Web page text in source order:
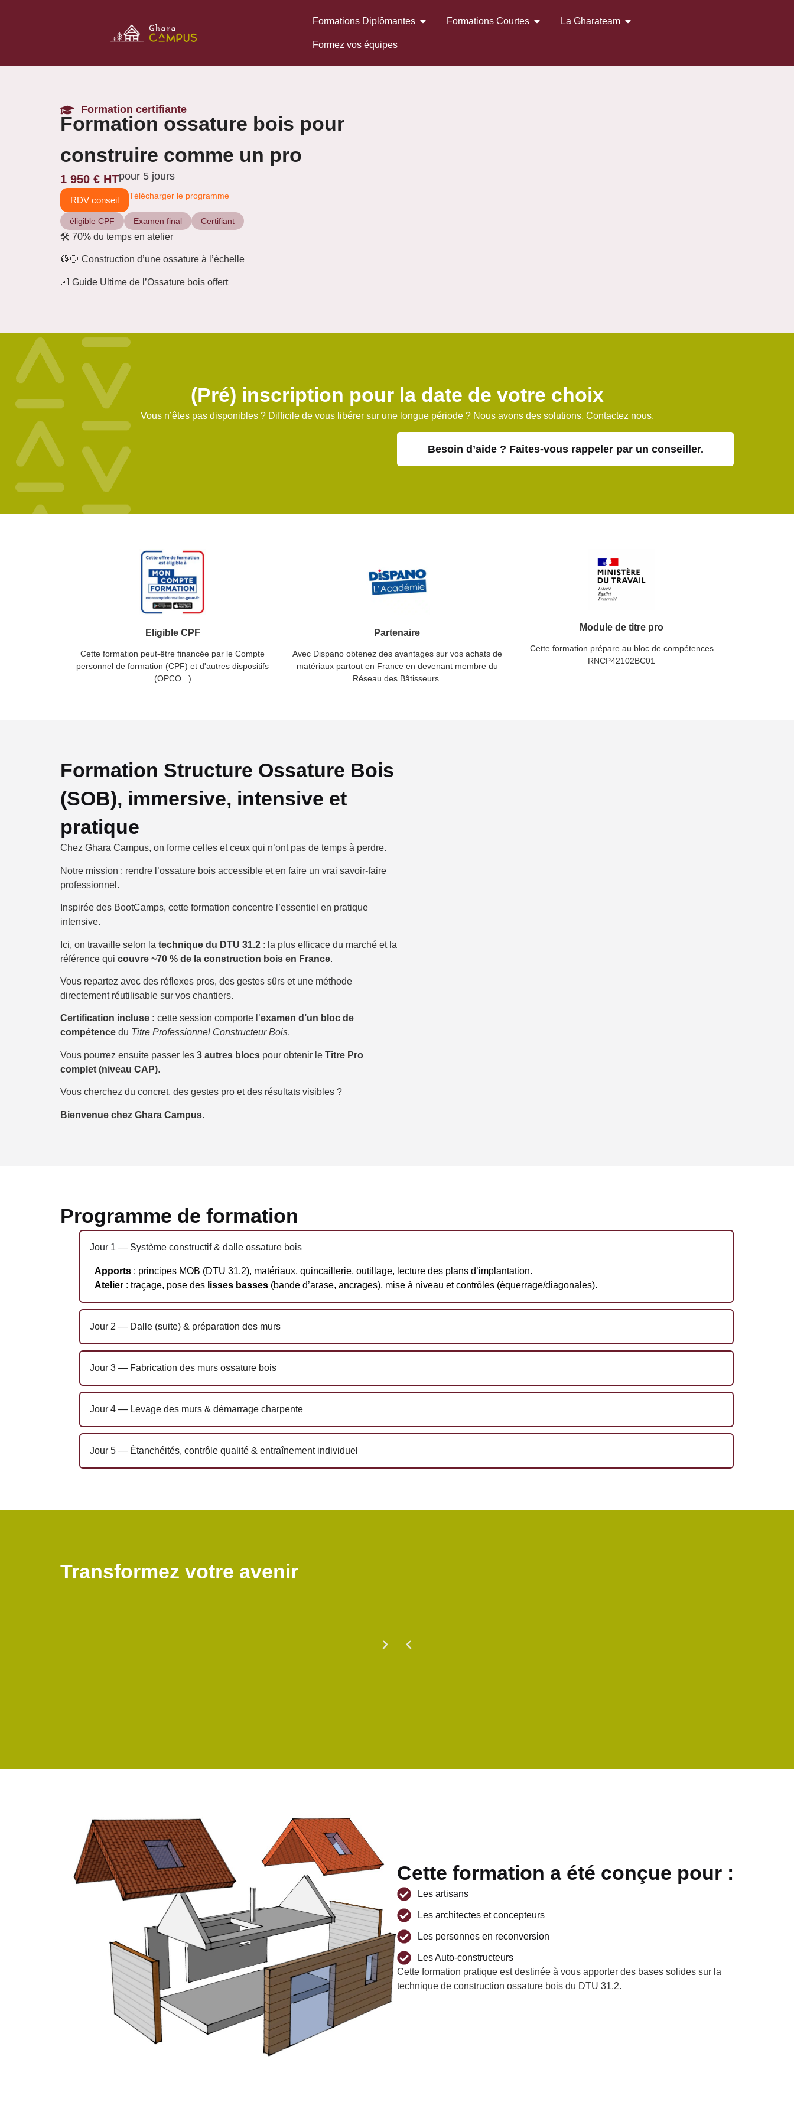
Formations Diplômantes Formations Courtes La Gharateam
Formez vos équipes
Formation certifiante
Formation ossature bois pour
construire comme un pro
1 950 € HTpour 5 jours
RDV conseil Télécharger le programme
éligible CPF Examen final Certifiant
🛠️ 70% du temps en atelier
👷🏻 Construction d’une ossature à l’échelle
📐 Guide Ultime de l’Ossature bois offert
(Pré) inscription pour la date de votre choix
Vous n’êtes pas disponibles ? Difficile de vous libérer sur une longue période ? Nous avons des solutions. Contactez nous.
Besoin d’aide ? Faites-vous rappeler par un conseiller.
Eligible CPF
Cette formation peut-être financée par le Compte
personnel de formation (CPF) et d'autres dispositifs
(OPCO...)
Partenaire
Avec Dispano obtenez des avantages sur vos achats de
matériaux partout en France en devenant membre du
Réseau des Bâtisseurs.
Module de titre pro
Cette formation prépare au bloc de compétences
RNCP42102BC01
Formation Structure Ossature Bois
(SOB), immersive, intensive et
pratique
Chez Ghara Campus, on forme celles et ceux qui n’ont pas de temps à perdre.
Notre mission : rendre l’ossature bois accessible et en faire un vrai savoir-faire
professionnel.
Inspirée des BootCamps, cette formation concentre l’essentiel en pratique
intensive.
Ici, on travaille selon la technique du DTU 31.2 : la plus efficace du marché et la
référence qui couvre ~70 % de la construction bois en France.
Vous repartez avec des réflexes pros, des gestes sûrs et une méthode
directement réutilisable sur vos chantiers.
Certification incluse : cette session comporte l’examen d’un bloc de
compétence du Titre Professionnel Constructeur Bois.
Vous pourrez ensuite passer les 3 autres blocs pour obtenir le Titre Pro
complet (niveau CAP).
Vous cherchez du concret, des gestes pro et des résultats visibles ?
Bienvenue chez Ghara Campus.
Programme de formation
Jour 1 — Système constructif & dalle ossature bois
Apports : principes MOB (DTU 31.2), matériaux, quincaillerie, outillage, lecture des plans d’implantation.
Atelier : traçage, pose des lisses basses (bande d’arase, ancrages), mise à niveau et contrôles (équerrage/diagonales).
Jour 2 — Dalle (suite) & préparation des murs
Jour 3 — Fabrication des murs ossature bois
Jour 4 — Levage des murs & démarrage charpente
Jour 5 — Étanchéités, contrôle qualité & entraînement individuel
Transformez votre avenir
Cette formation a été conçue pour :
Les artisans
Les architectes et concepteurs
Les personnes en reconversion
Les Auto-constructeurs
Cette formation pratique est destinée à vous apporter des bases solides sur la
technique de construction ossature bois du DTU 31.2.